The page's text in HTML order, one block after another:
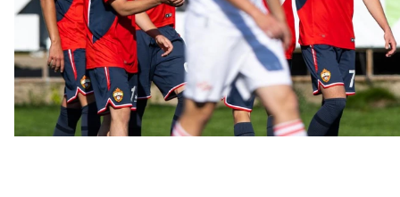
ЮФЛ: Московское дерби на «Октябре»
3 АВГУСТА 2026 14:15